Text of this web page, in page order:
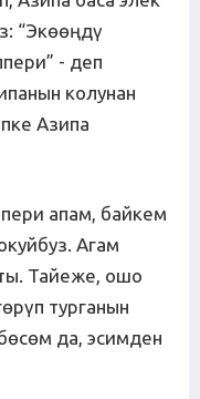
“Экөөңдү
- деп
колунан
Азипа
апам, байкем
Агам
Тайеже, ошо
турганын
да, эсимден